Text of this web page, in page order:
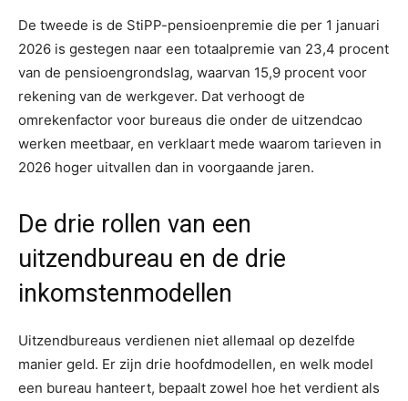
De tweede is de StiPP-pensioenpremie die per 1 januari
2026 is gestegen naar een totaalpremie van 23,4 procent
van de pensioengrondslag, waarvan 15,9 procent voor
rekening van de werkgever. Dat verhoogt de
omrekenfactor voor bureaus die onder de uitzendcao
werken meetbaar, en verklaart mede waarom tarieven in
2026 hoger uitvallen dan in voorgaande jaren.
De drie rollen van een
uitzendbureau en de drie
inkomstenmodellen
Uitzendbureaus verdienen niet allemaal op dezelfde
manier geld. Er zijn drie hoofdmodellen, en welk model
een bureau hanteert, bepaalt zowel hoe het verdient als